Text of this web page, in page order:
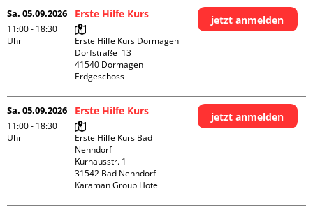
Sa. 05.09.2026
11:00 - 18:30
Uhr
Erste Hilfe Kurs
Erste Hilfe Kurs Dormagen
Dorfstraße  13
41540 Dormagen
Erdgeschoss
jetzt anmelden
Sa. 05.09.2026
11:00 - 18:30
Uhr
Erste Hilfe Kurs
Erste Hilfe Kurs Bad
Nenndorf
Kurhausstr. 1
31542 Bad Nenndorf
Karaman Group Hotel
jetzt anmelden